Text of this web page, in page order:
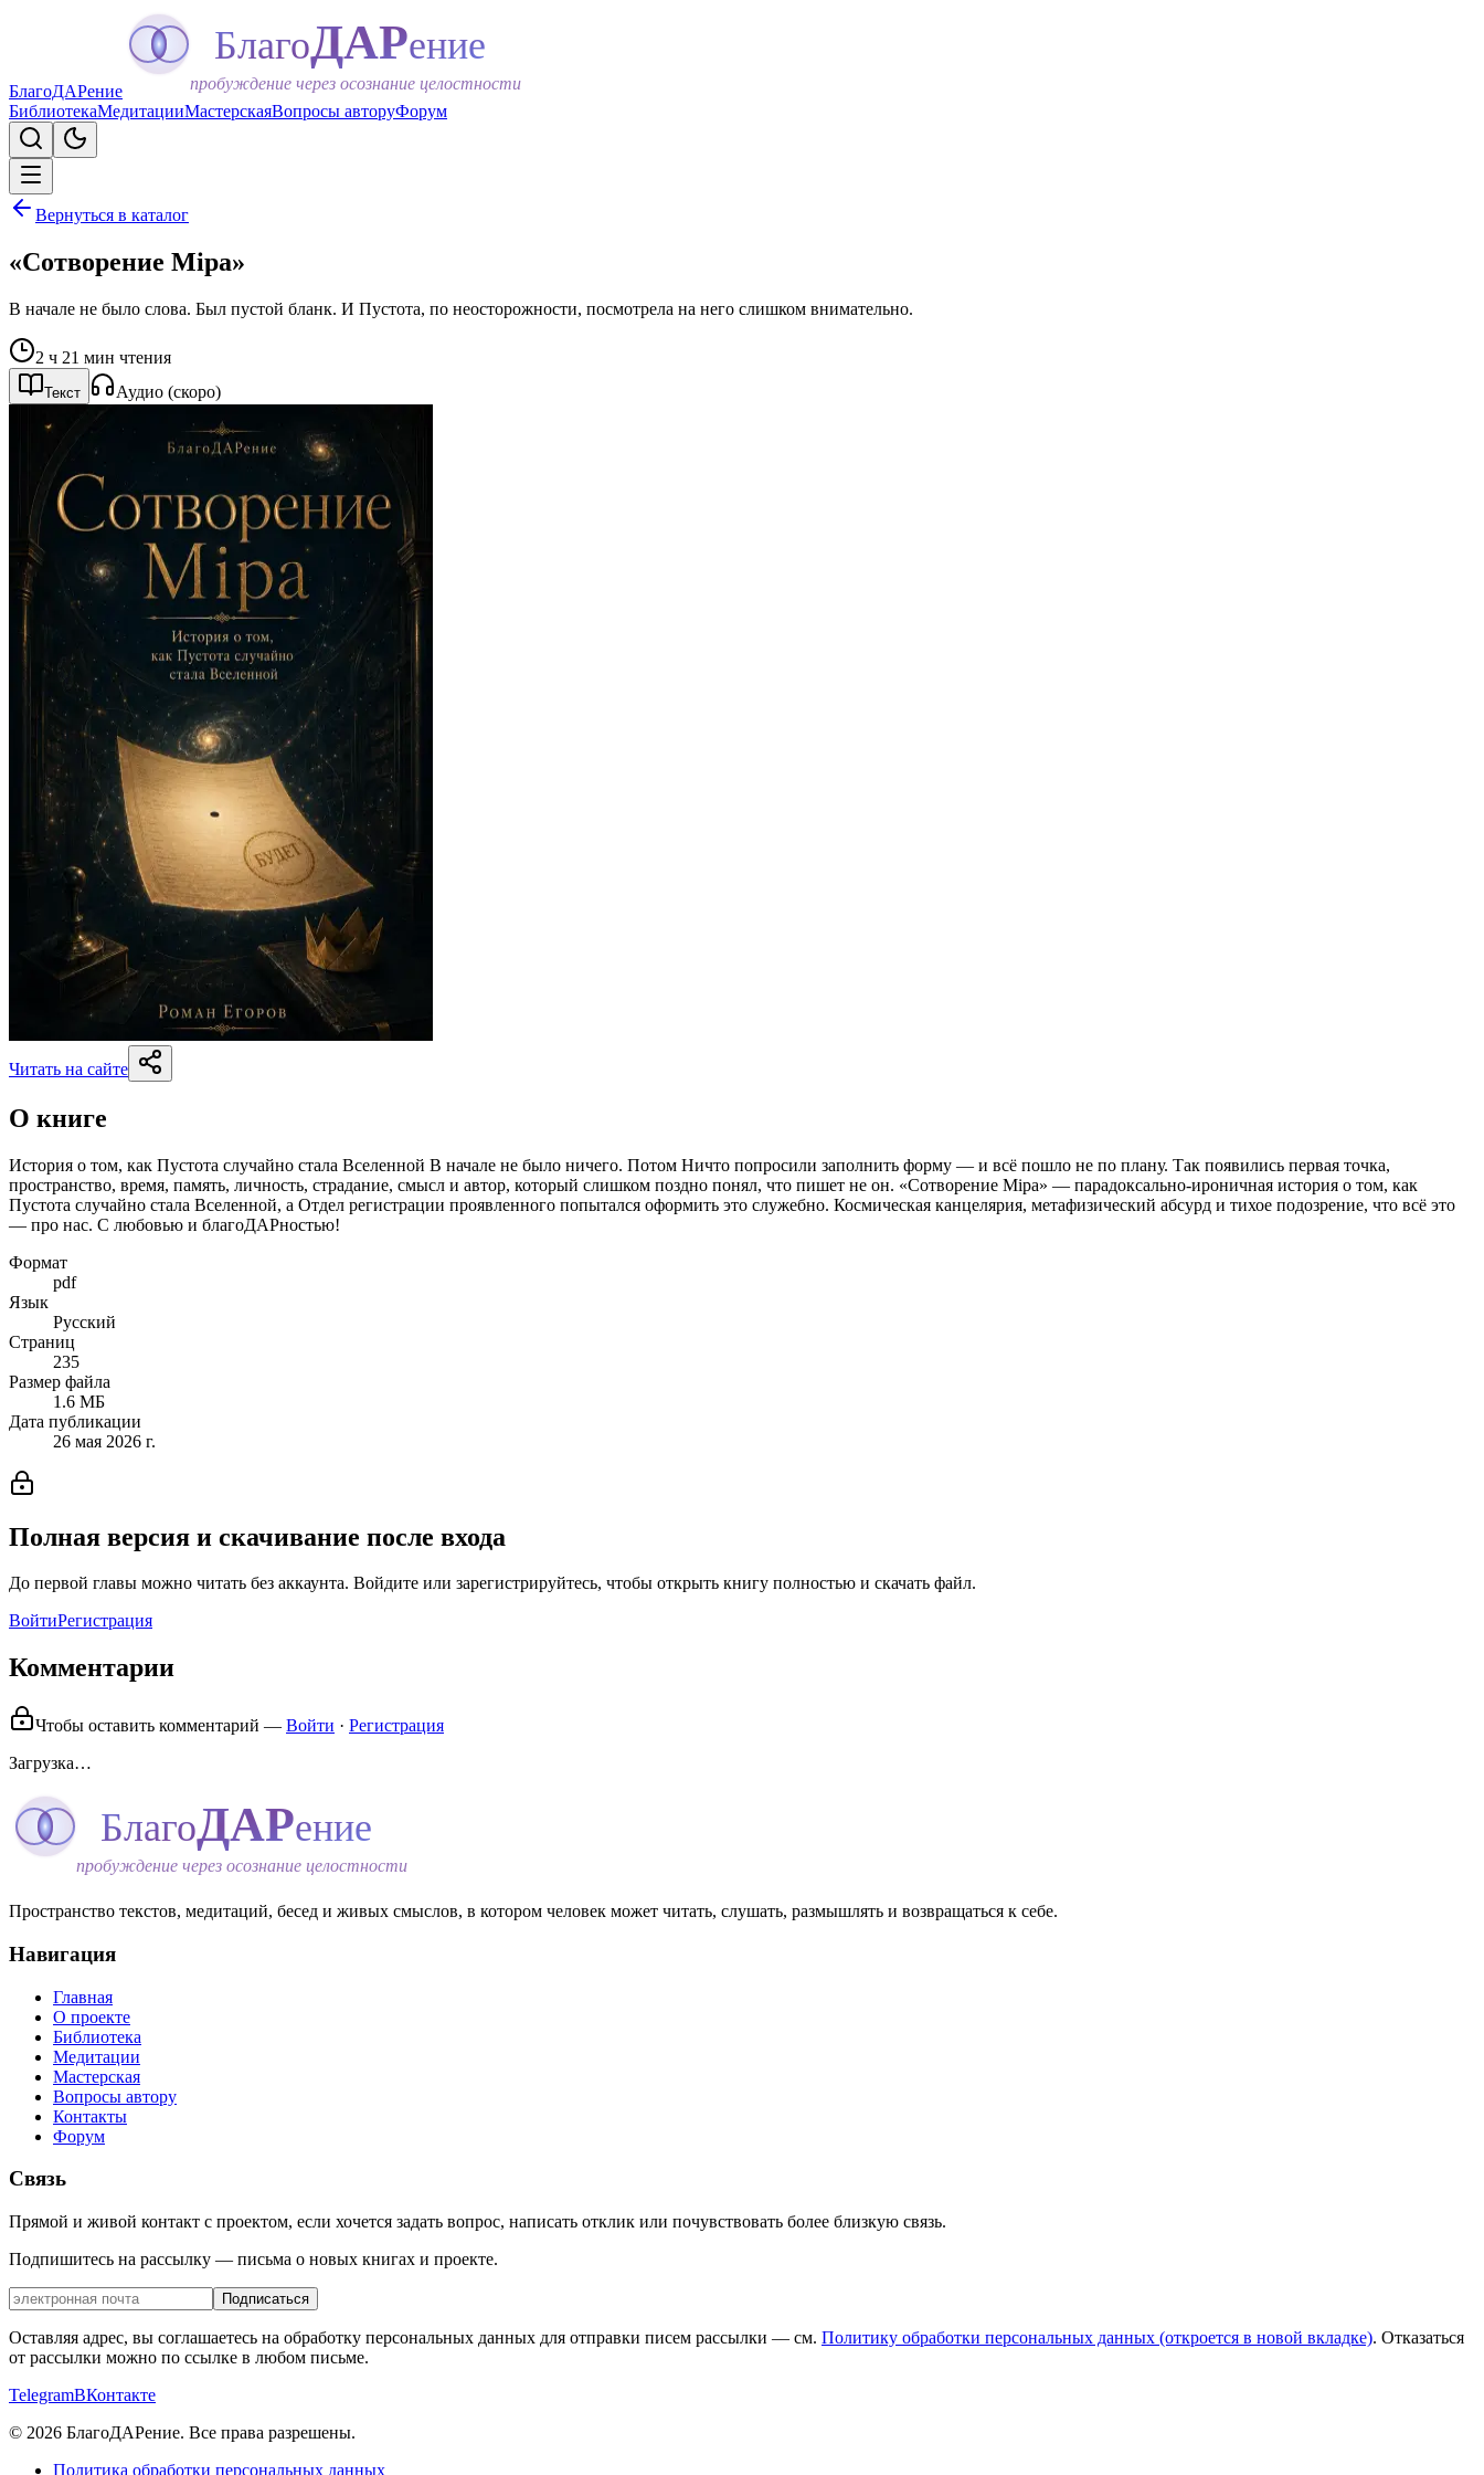
БлагоДАРение
БлагоДАРение
пробуждение через осознание целостности
БиблиотекаМедитацииМастерскаяВопросы авторуФорум
Вернуться в каталог
«Сотворение Мiра»
В начале не было слова. Был пустой бланк. И Пустота, по неосторожности, посмотрела на него слишком внимательно.
2 ч 21 мин чтения
Текст Аудио (скоро)
Читать на сайте
О книге
История о том, как Пустота случайно стала Вселенной В начале не было ничего. Потом Ничто попросили заполнить форму — и всё пошло не по плану. Так появились первая точка,
пространство, время, память, личность, страдание, смысл и автор, который слишком поздно понял, что пишет не он. «Сотворение Мiра» — парадоксально-ироничная история о том, как
Пустота случайно стала Вселенной, а Отдел регистрации проявленного попытался оформить это служебно. Космическая канцелярия, метафизический абсурд и тихое подозрение, что всё это
— про нас. С любовью и благоДАРностью!
Формат
pdf
Язык
Русский
Страниц
235
Размер файла
1.6 МБ
Дата публикации
26 мая 2026 г.
Полная версия и скачивание после входа
До первой главы можно читать без аккаунта. Войдите или зарегистрируйтесь, чтобы открыть книгу полностью и скачать файл.
ВойтиРегистрация
Комментарии
Чтобы оставить комментарий — Войти · Регистрация
Загрузка…
БлагоДАРение
пробуждение через осознание целостности
Пространство текстов, медитаций, бесед и живых смыслов, в котором человек может читать, слушать, размышлять и возвращаться к себе.
Навигация
Главная
О проекте
Библиотека
Медитации
Мастерская
Вопросы автору
Контакты
Форум
Связь
Прямой и живой контакт с проектом, если хочется задать вопрос, написать отклик или почувствовать более близкую связь.
Подпишитесь на рассылку — письма о новых книгах и проекте.
Подписаться
Оставляя адрес, вы соглашаетесь на обработку персональных данных для отправки писем рассылки — см. Политику обработки персональных данных (откроется в новой вкладке). Отказаться
от рассылки можно по ссылке в любом письме.
TelegramВКонтакте
© 2026 БлагоДАРение. Все права разрешены.
Политика обработки персональных данных